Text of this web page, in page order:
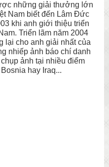
những giải thưởng lớn
Nam biết đến Lâm Đức
khi anh giới thiệu triển
Triển lãm năm 2004
lại cho anh giải nhất của
nhiếp ảnh báo chí danh
ảnh tại nhiều điểm
Bosnia hay Iraq...